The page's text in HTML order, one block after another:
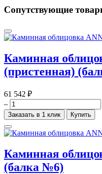
Сопутствующие
Каминная
(пристенная)
61 542 ₽
–
Заказать в 1 клик Купить
Каминная
(балка №6)